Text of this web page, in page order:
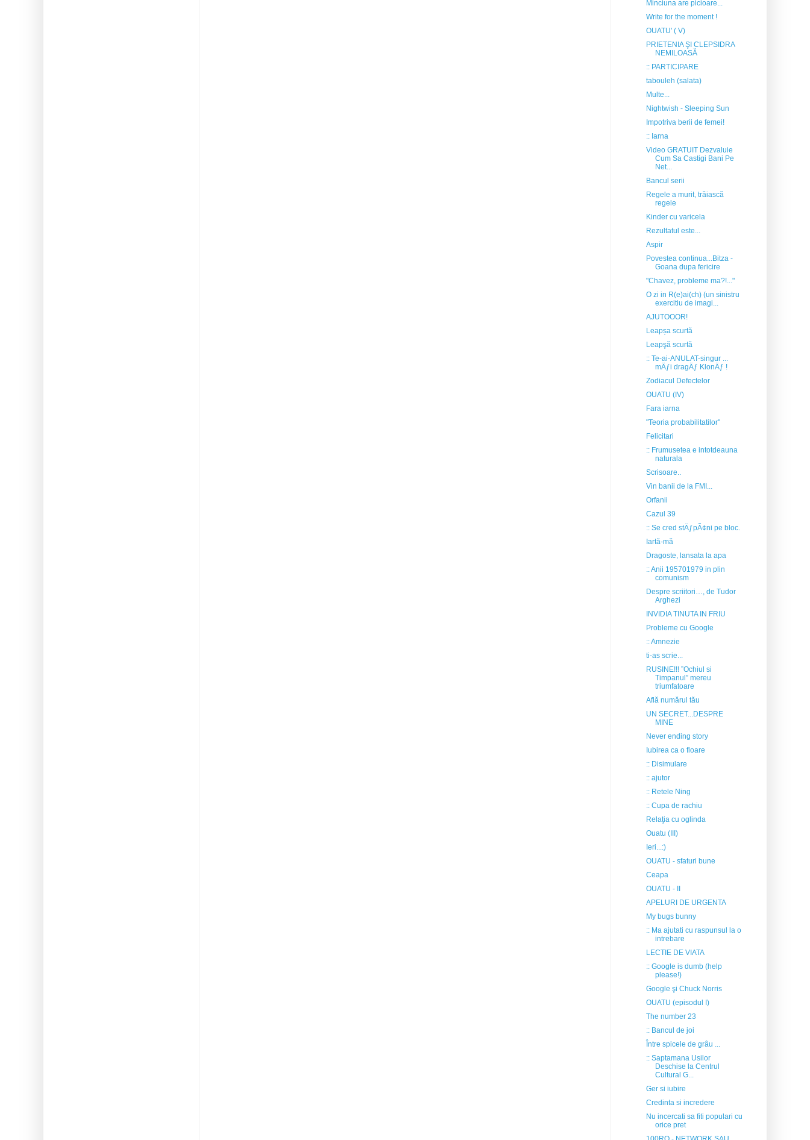
Minciuna are picioare...
Write for the moment !
OUATU' ( V)
PRIETENIA ŞI CLEPSIDRA
NEMILOASĂ
:: PARTICIPARE
tabouleh (salata)
Multe...
Nightwish - Sleeping Sun
Impotriva berii de femei!
:: Iarna
Video GRATUIT Dezvaluie
Cum Sa Castigi Bani Pe
Net...
Bancul serii
Regele a murit, trăiască
regele
Kinder cu varicela
Rezultatul este...
Aspir
Povestea continua...Bitza -
Goana dupa fericire
"Chavez, probleme ma?!..."
O zi in R(e)ai(ch) (un sinistru
exercitiu de imagi...
AJUTOOOR!
Leapșa scurtă
Leapşă scurtă
:: Te-ai-ANULAT-singur ...
mÄƒi dragÄƒ KlonÄƒ !
Zodiacul Defectelor
OUATU (IV)
Fara iarna
"Teoria probabilitatilor"
Felicitari
:: Frumusetea e intotdeauna
naturala
Scrisoare..
Vin banii de la FMI...
Orfanii
Cazul 39
:: Se cred stÄƒpÃ¢ni pe bloc.
Iartă-mă
Dragoste, lansata la apa
:: Anii 195701979 in plin
comunism
Despre scriitori…, de Tudor
Arghezi
INVIDIA TINUTA IN FRIU
Probleme cu Google
:: Amnezie
ti-as scrie...
RUSINE!!! ”Ochiul si
Timpanul” mereu
triumfatoare
Află numărul tău
UN SECRET...DESPRE
MINE
Never ending story
Iubirea ca o floare
:: Disimulare
:: ajutor
:: Retele Ning
:: Cupa de rachiu
Relaţia cu oglinda
Ouatu (III)
Ieri...:)
OUATU - sfaturi bune
Ceapa
OUATU - II
APELURI DE URGENTA
My bugs bunny
:: Ma ajutati cu raspunsul la o
intrebare
LECTIE DE VIATA
:: Google is dumb (help
please!)
Google şi Chuck Norris
OUATU (episodul I)
The number 23
:: Bancul de joi
Între spicele de grâu ...
:: Saptamana Usilor
Deschise la Centrul
Cultural G...
Ger si iubire
Credinta si incredere
Nu incercati sa fiti populari cu
orice pret